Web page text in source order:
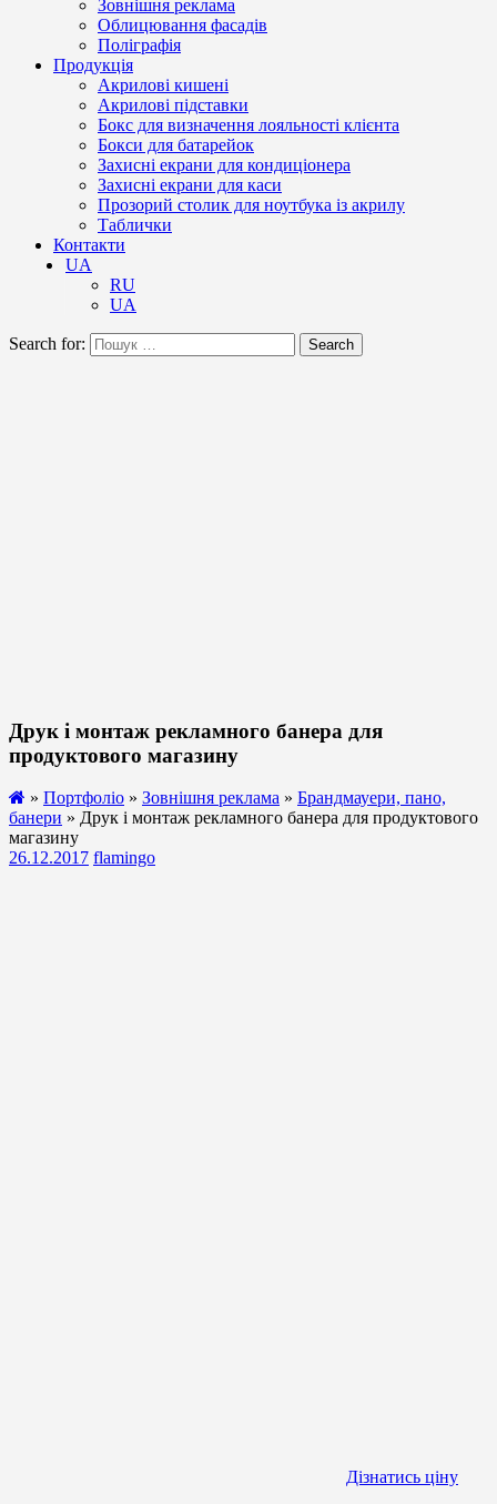
Зовнішня реклама
Облицювання фасадів
Поліграфія
Продукція
Акрилові кишені
Акрилові підставки
Бокс для визначення лояльності клієнта
Бокси для батарейок
Захисні екрани для кондиціонера
Захисні екрани для каси
Прозорий столик для ноутбука із акрилу
Таблички
Контакти
UA
RU
UA
Search for: Search
Друк і монтаж рекламного банера для
продуктового магазину
» Портфоліо » Зовнішня реклама » Брандмауери, пано,
банери » Друк і монтаж рекламного банера для продуктового
магазину
26.12.2017 flamingo
Дізнатись ціну